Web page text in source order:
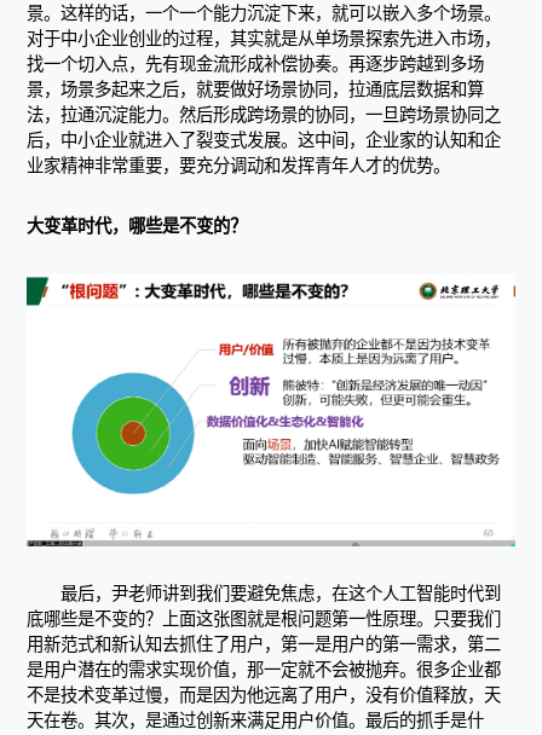
景。这样的话，一个一个能力沉淀下来，就可以嵌入多个场景。
对于中小企业创业的过程，其实就是从单场景探索先进入市场，
找一个切入点，先有现金流形成补偿协奏。再逐步跨越到多场
景，场景多起来之后，就要做好场景协同，拉通底层数据和算
法，拉通沉淀能力。然后形成跨场景的协同，一旦跨场景协同之
后，中小企业就进入了裂变式发展。这中间，企业家的认知和企
业家精神非常重要，要充分调动和发挥青年人才的优势。
大变革时代，哪些是不变的？
最后，尹老师讲到我们要避免焦虑，在这个人工智能时代到
底哪些是不变的？上面这张图就是根问题第一性原理。只要我们
用新范式和新认知去抓住了用户，第一是用户的第一需求，第二
是用户潜在的需求实现价值，那一定就不会被抛弃。很多企业都
不是技术变革过慢，而是因为他远离了用户，没有价值释放，天
天在卷。其次，是通过创新来满足用户价值。最后的抓手是什